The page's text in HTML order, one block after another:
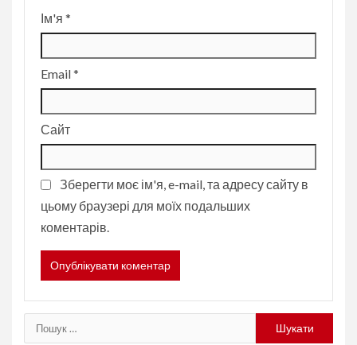
Ім'я *
Email*
Сайт
Зберегти моє ім'я, e-mail, та адресу сайту в
цьому браузері для моїх подальших
коментарів.
Пошук: